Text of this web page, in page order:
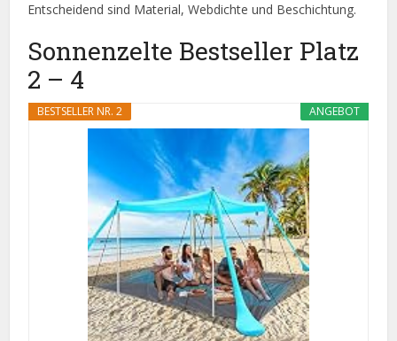
Entscheidend sind Material, Webdichte und Beschichtung.
Sonnenzelte Bestseller Platz
2 – 4
ANGEBOT
BESTSELLER NR. 2